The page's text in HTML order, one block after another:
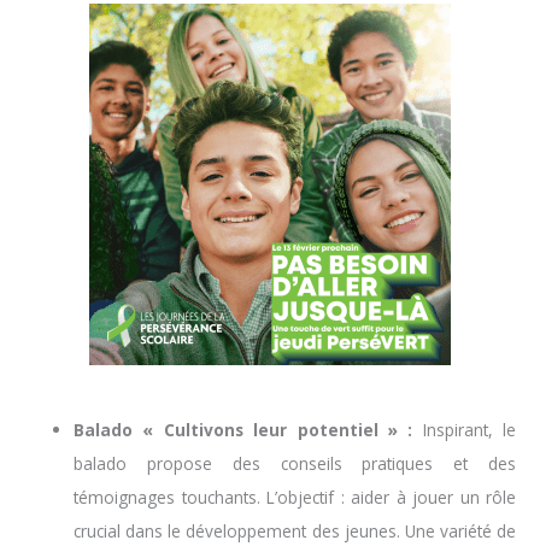
Balado « Cultivons leur potentiel » : Inspirant, le
balado propose des conseils pratiques et des
témoignages touchants. L’objectif : aider à jouer un rôle
crucial dans le développement des jeunes. Une variété de